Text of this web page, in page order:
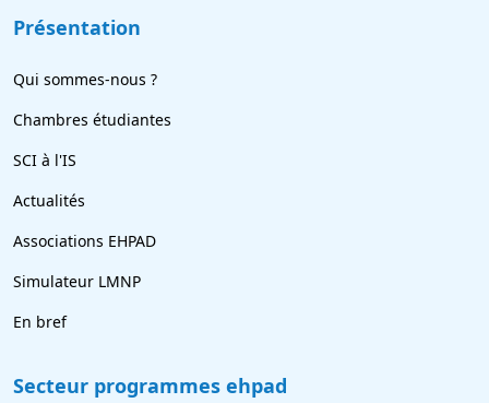
Présentation
Qui sommes-nous ?
Chambres étudiantes
SCI à l'IS
Actualités
Associations EHPAD
Simulateur LMNP
En bref
Secteur programmes ehpad